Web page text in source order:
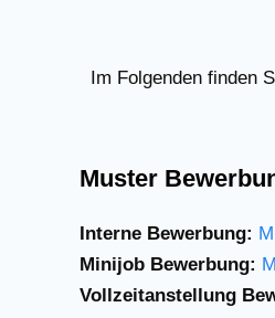
Im Folgenden finden
Muster
Interne Bewerbung:
Minijob Bewerbung:
Vollzeitanstellung